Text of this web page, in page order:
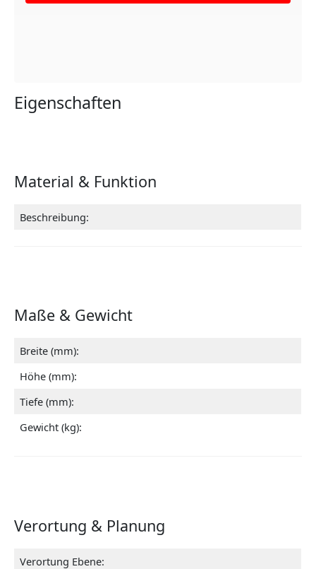
Eigenschaften
Material & Funktion
Beschreibung:
Maße & Gewicht
Breite (mm):
Höhe (mm):
Tiefe (mm):
Gewicht (kg):
Verortung & Planung
Verortung Ebene: